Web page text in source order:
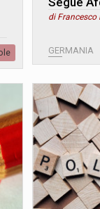
di Francesco
GERMANIA